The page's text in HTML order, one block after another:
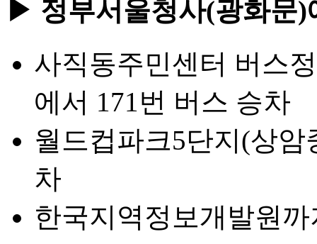
▶ 정부서울청사(광화문)
사직동주민센터 버스
에서 171번 버스 승차
월드컵파크5단지(상
차
한국지역정보개발원